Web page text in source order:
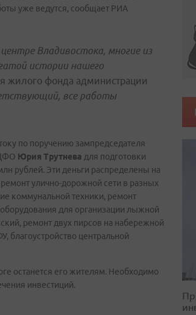
уже ведутся, сообщает РИА
Владивостока, многие из
истории нашего
жилого фонда администрации
все работы
по поручению зампредседателя
Юрия Трутнева для подготовки
рублей. Эти деньги распределены на
улично-дорожной сети в разных
коммунальной техники, ремонт
для организации лыжной
ремонт двух пирсов на набережной
благоустройство центральной
останется его жителям. Необходимо
инвестиций.